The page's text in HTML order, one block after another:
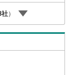
案内・詳細な資料
問い合わせも常
合わせください。
社）